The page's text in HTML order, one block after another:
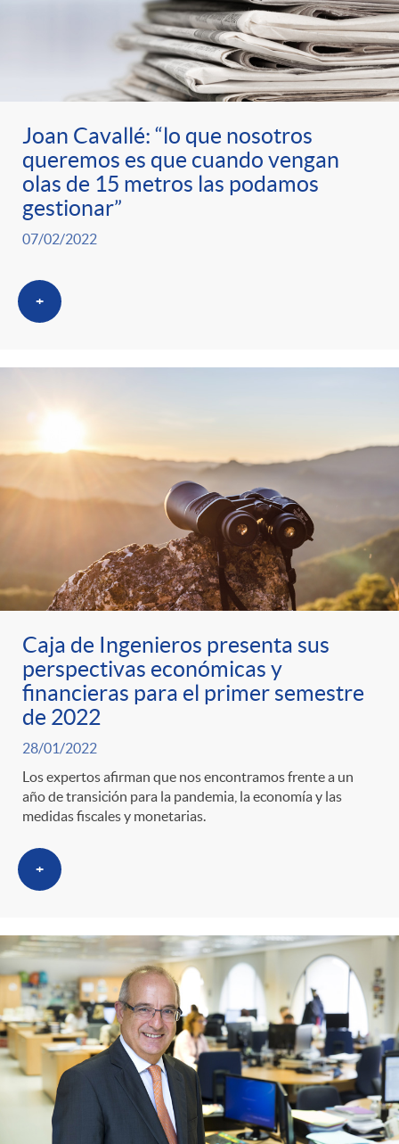
Joan Cavallé: “lo que nosotros
queremos es que cuando vengan
olas de 15 metros las podamos
gestionar”
07/02/2022
+
Caja de Ingenieros presenta sus
perspectivas económicas y
financieras para el primer semestre
de 2022
28/01/2022
Los expertos afirman que nos encontramos frente a un
año de transición para la pandemia, la economía y las
medidas fiscales y monetarias.
+